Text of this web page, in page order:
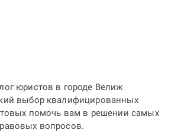
юристов в городе Велиж
выбор квалифицированных
помочь вам в решении самых
вопросов.